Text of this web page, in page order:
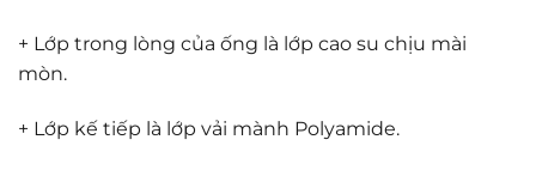
+ Lớp trong lòng của ống là lớp cao su chịu mài
mòn.
+ Lớp kế tiếp là lớp vải mành Polyamide.